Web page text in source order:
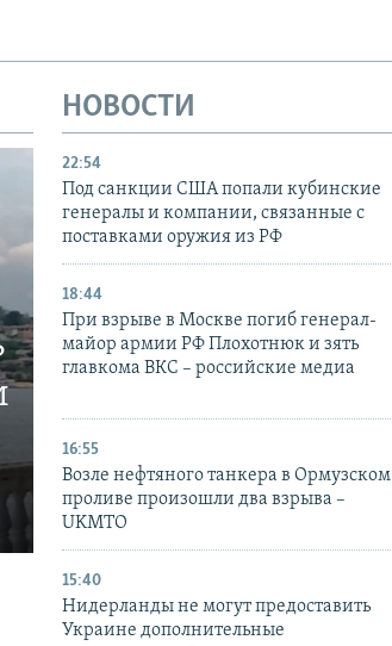
НОВОСТИ
22:54
Под санкции США попали кубинские
генералы и компании, связанные с
поставками оружия из РФ
18:44
При взрыве в Москве погиб генерал-
майор армии РФ Плохотнюк и зять
главкома ВКС – российские медиа
16:55
Возле нефтяного танкера в Ормузском
проливе произошли два взрыва –
UKMTO
15:40
Нидерланды не могут предоставить
Украине дополнительные